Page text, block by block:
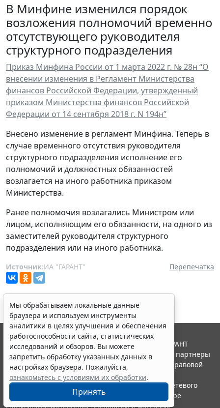
В Минфине изменился порядок
возложения полномочий временно
отсутствующего руководителя
структурного подразделения
Приказ Минфина России от 1 марта 2022 г. № 28н “О
внесении изменения в Регламент Министерства
финансов Российской Федерации, утвержденный
приказом Министерства финансов Российской
Федерации от 14 сентября 2018 г. N 194н”
Внесено изменение в регламент Минфина. Теперь в
случае временного отсутствия руководителя
структурного подразделения исполнение его
полномочий и должностных обязанностей
возлагается на иного работника приказом
Министерства.
Ранее полномочия возлагались Министром или
лицом, исполняющим его обязанности, на одного из
заместителей руководителя структурного
подразделения или на иного работника.
Источник:ИА "ГАРАНТ" Перепечатка
Мы обрабатываем локальные данные
браузера и используем инструменты
аналитики в целях улучшения и обеспечения
работоспособности сайта, статистических
исследований и обзоров. Вы можете
запретить обработку указанных данных в
настройках браузера. Пожалуйста,
ознакомьтесь с условиями их обработки.
Принять
© ООО "НПП "ГАРАНТ-СЕРВИС", 2026. Система ГАРАНТ
выпускается с 1990 года. Компания "Гарант" и ее партнеры
являются участниками Российской ассоциации правовой
информации ГАРАНТ.
Портал ГАРАНТ.РУ зарегистрирован в качестве сетевого
издания Федеральной службой по надзору в сфере
связи,информационных технологий и массовых